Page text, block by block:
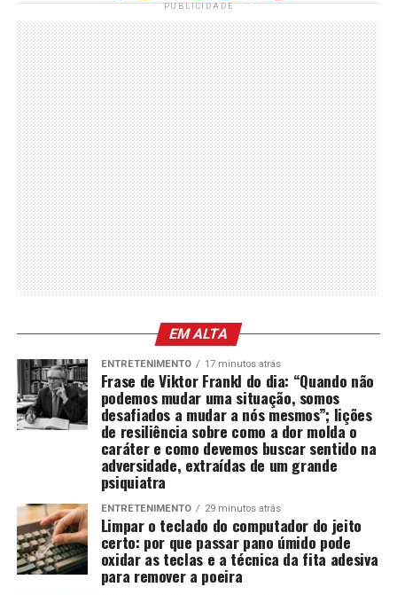
PUBLICIDADE
EM ALTA
ENTRETENIMENTO 17 minutos atrás
Frase de Viktor Frankl do dia: “Quando não
podemos mudar uma situação, somos
desafiados a mudar a nós mesmos”; lições
de resiliência sobre como a dor molda o
caráter e como devemos buscar sentido na
adversidade, extraídas de um grande
psiquiatra
ENTRETENIMENTO 29 minutos atrás
Limpar o teclado do computador do jeito
certo: por que passar pano úmido pode
oxidar as teclas e a técnica da fita adesiva
para remover a poeira